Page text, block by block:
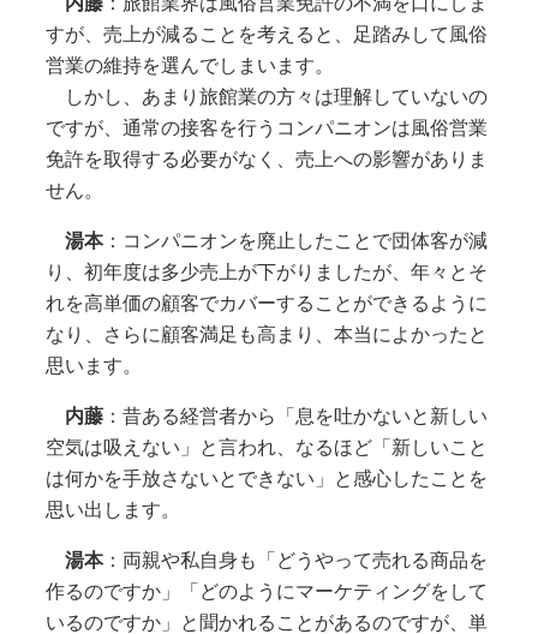
すが、売上が減ることを考えると、足踏みして風俗
営業の維持を選んでしまいます。
しかし、あまり旅館業の方々は理解していないの
ですが、通常の接客を行うコンパニオンは風俗営業
免許を取得する必要がなく、売上への影響がありま
せん。
湯本：コンパニオンを廃止したことで団体客が減
り、初年度は多少売上が下がりましたが、年々とそ
れを高単価の顧客でカバーすることができるように
なり、さらに顧客満足も高まり、本当によかったと
思います。
内藤：昔ある経営者から「息を吐かないと新しい
空気は吸えない」と言われ、なるほど「新しいこと
は何かを手放さないとできない」と感心したことを
思い出します。
湯本：両親や私自身も「どうやって売れる商品を
作るのですか」「どのようにマーケティングをして
いるのですか」と聞かれることがあるのですが、単